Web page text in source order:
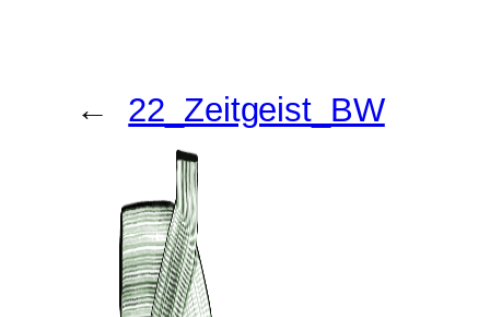
← 22_Zeitgeist_BW